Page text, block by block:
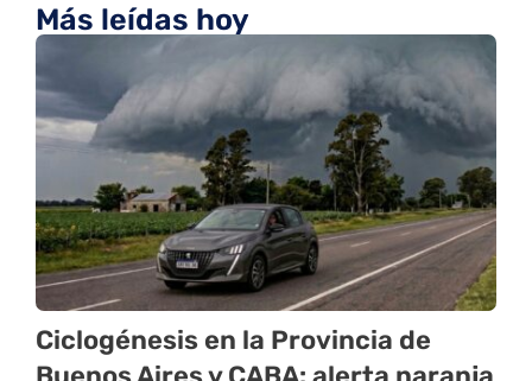
Más leídas hoy
Ciclogénesis en la Provincia de